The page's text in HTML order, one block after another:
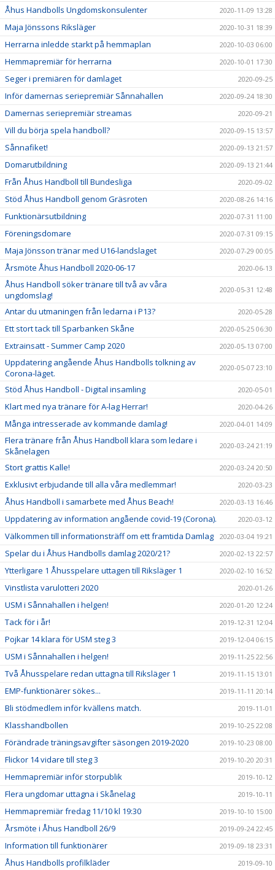
Åhus Handbolls Ungdomskonsulenter 2020-11-09 13:28
Maja Jönssons Riksläger 2020-10-31 18:39
Herrarna inledde starkt på hemmaplan 2020-10-03 06:00
Hemmapremiär för herrarna 2020-10-01 17:30
Seger i premiären för damlaget 2020-09-25
Inför damernas seriepremiär Sånnahallen 2020-09-24 18:30
Damernas seriepremiär streamas 2020-09-21
Vill du börja spela handboll? 2020-09-15 13:57
Sånnafiket! 2020-09-13 21:57
Domarutbildning 2020-09-13 21:44
Från Åhus Handboll till Bundesliga 2020-09-02
Stöd Åhus Handboll genom Gräsroten 2020-08-26 14:16
Funktionärsutbildning 2020-07-31 11:00
Föreningsdomare 2020-07-31 09:15
Maja Jönsson tränar med U16-landslaget 2020-07-29 00:05
Årsmöte Åhus Handboll 2020-06-17 2020-06-13
Åhus Handboll söker tränare till två av våra
ungdomslag!
2020-05-31 12:48
Antar du utmaningen från ledarna i P13? 2020-05-28
Ett stort tack till Sparbanken Skåne 2020-05-25 06:30
Extrainsatt - Summer Camp 2020 2020-05-13 07:00
Uppdatering angående Åhus Handbolls tolkning av
Corona-läget.
2020-05-07 23:10
Stöd Åhus Handboll - Digital insamling 2020-05-01
Klart med nya tränare för A-lag Herrar! 2020-04-26
Många intresserade av kommande damlag! 2020-04-01 14:09
Flera tränare från Åhus Handboll klara som ledare i
Skånelagen
2020-03-24 21:19
Stort grattis Kalle! 2020-03-24 20:50
Exklusivt erbjudande till alla våra medlemmar! 2020-03-23
Åhus Handboll i samarbete med Åhus Beach! 2020-03-13 16:46
Uppdatering av information angående covid-19 (Corona). 2020-03-12
Välkommen till informationsträff om ett framtida Damlag 2020-03-04 19:21
Spelar du i Åhus Handbolls damlag 2020/21? 2020-02-13 22:57
Ytterligare 1 Åhusspelare uttagen till Riksläger 1 2020-02-10 16:52
Vinstlista varulotteri 2020 2020-01-26
USM i Sånnahallen i helgen! 2020-01-20 12:24
Tack för i år! 2019-12-31 12:04
Pojkar 14 klara för USM steg 3 2019-12-04 06:15
USM i Sånnahallen i helgen! 2019-11-25 22:56
Två Åhusspelare redan uttagna till Riksläger 1 2019-11-15 13:01
EMP-funktionärer sökes... 2019-11-11 20:14
Bli stödmedlem inför kvällens match. 2019-11-01
Klasshandbollen 2019-10-25 22:08
Förändrade träningsavgifter säsongen 2019-2020 2019-10-23 08:00
Flickor 14 vidare till steg 3 2019-10-20 20:31
Hemmapremiär inför storpublik 2019-10-12
Flera ungdomar uttagna i Skånelag 2019-10-11
Hemmapremiär fredag 11/10 kl 19:30 2019-10-10 15:00
Årsmöte i Åhus Handboll 26/9 2019-09-24 22:45
Information till funktionärer 2019-09-18 23:31
Åhus Handbolls profilkläder 2019-09-10